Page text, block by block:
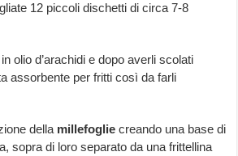
12 piccoli dischetti di circa 7-8
olio d’arachidi e dopo averli scolati
assorbente per fritti così da farli
della millefoglie creando una base di
sopra di loro separato da una frittellina